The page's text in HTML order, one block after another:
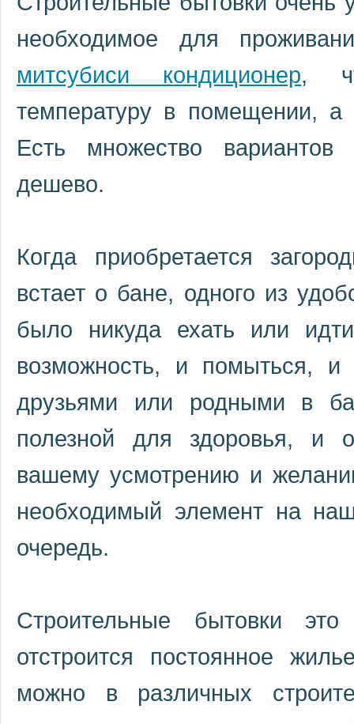
необходимое для
митсубиси кондиционер,
температуру в помещении, а
Есть множество вариантов
дешево.
Когда приобретается
встает о бане, одного из
было никуда ехать или
возможность, и помыться,
друзьями или родными в
полезной для здоровья, и
вашему усмотрению и
необходимый элемент на
очередь.
Строительные бытовки
отстроится постоянное
можно в различных